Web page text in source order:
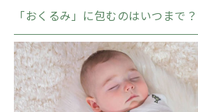
「おくるみ」に包むのはいつまで？